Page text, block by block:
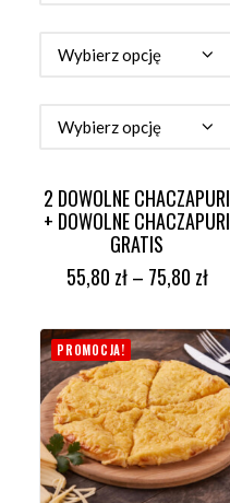
2 DOWOLNE CHACZAPURI
+ DOWOLNE CHACZAPURI
GRATIS
55,80 zł– 75,80 zł
PROMOCJA!